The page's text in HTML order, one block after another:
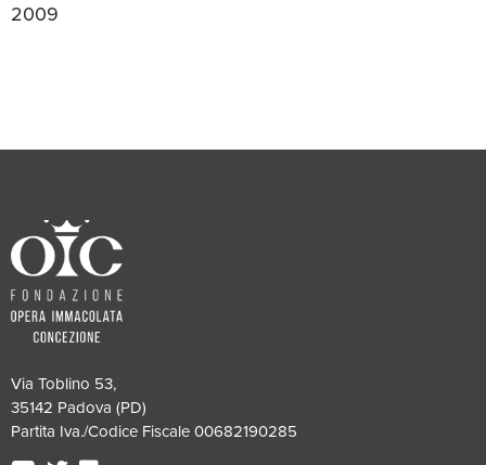
2009
Via Toblino 53,
35142 Padova (PD)
Partita Iva./Codice Fiscale 00682190285